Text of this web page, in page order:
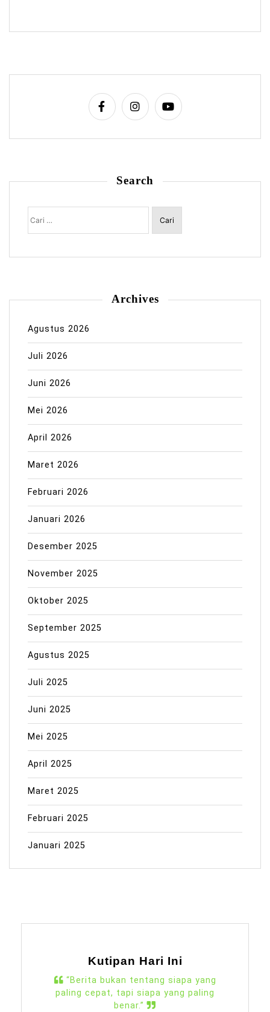
Search
Cari
untuk:
Archives
Agustus 2026
Juli 2026
Juni 2026
Mei 2026
April 2026
Maret 2026
Februari 2026
Januari 2026
Desember 2025
November 2025
Oktober 2025
September 2025
Agustus 2025
Juli 2025
Juni 2025
Mei 2025
April 2025
Maret 2025
Februari 2025
Januari 2025
Kutipan Hari Ini
“Berita bukan tentang siapa yang
paling cepat, tapi siapa yang paling
benar.”